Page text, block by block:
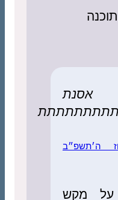
אסנת
ה׳תשפ״ב
על מקש